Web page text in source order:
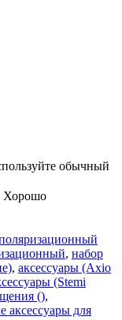
обычный
Хорошо
, набор
, аксессуары (Axio
(Stemi
(),
аксессуары для